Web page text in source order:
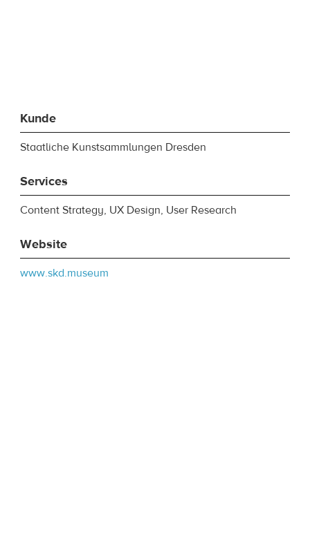
Kunde
Staatliche Kunstsammlungen Dresden
Services
Content Strategy, UX Design, User Research
Website
www.skd.museum